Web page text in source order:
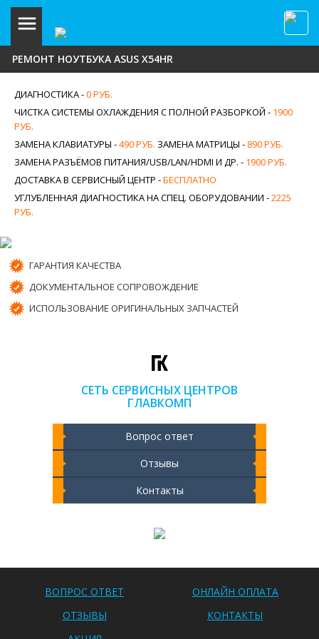
СЕТЬ СЕРВИСНЫХ ЦЕНТРОВ
ГЛАВКОМП
Вопрос ответ
Отзывы
Контакты
РЕМОНТ НОУТБУКА ASUS X54HR
ДИАГНОСТИКА -0 РУБ.
ЧИСТКА СИСТЕМЫ ОХЛАЖДЕНИЯ С ПОЛНОЙ РАЗБОРКОЙ - 1900
РУБ.
ЗАМЕНА КЛАВИАТУРЫ -490 РУБ. ЗАМЕНА МАТРИЦЫ - 890 РУБ.
ЗАМЕНА РАЗЪЁМОВ ПИТАНИЯ/USB/LAN/HDMI И ДР. - 1900 РУБ.
ДОСТАВКА В СЕРВИСНЫЙ ЦЕНТР -БЕСПЛАТНО
УГЛУБЛЕННАЯ ДИАГНОСТИКА НА СПЕЦ. ОБОРУДОВАНИИ -2225
РУБ.
ГАРАНТИЯ КАЧЕСТВА
ДОКУМЕНТАЛЬНОЕ СОПРОВОЖДЕНИЕ
ИСПОЛЬЗОВАНИЕ ОРИГИНАЛЬНЫХ ЗАПЧАСТЕЙ
ВОПРОС ОТВЕТ
ОНЛАЙН ОПЛАТА
ОТЗЫВЫ
КОНТАКТЫ